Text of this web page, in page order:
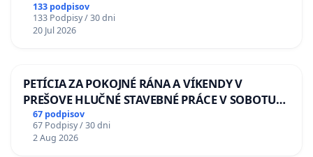
133 podpisov
133 Podpisy / 30 dni
20 Jul 2026
PETÍCIA ZA POKOJNÉ RÁNA A VÍKENDY V
PREŠOVE HLUČNÉ STAVEBNÉ PRÁCE V SOBOTU
LEN OD 9.00 DO 13.00 HOD., CEZ PRACOVNÝ
TÝŽDEŇ CIEĽ 8.00 – 18.00 HOD. A PRAVIDELNÁ
KONTROLA STAVBY C-AREA NA
67 podpisov
67 Podpisy / 30 dni
2 Aug 2026